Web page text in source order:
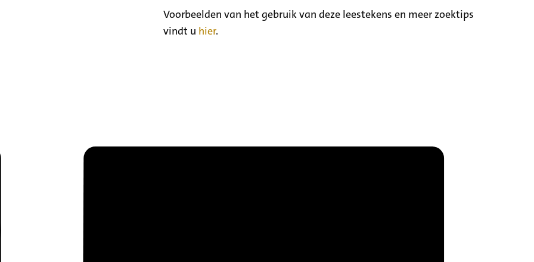
Voorbeelden van het gebruik van deze leestekens en meer zoektips
vindt u hier.